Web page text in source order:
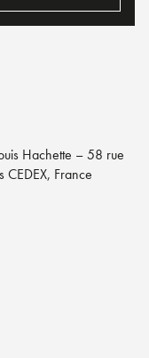
Hachette – 58 rue
France